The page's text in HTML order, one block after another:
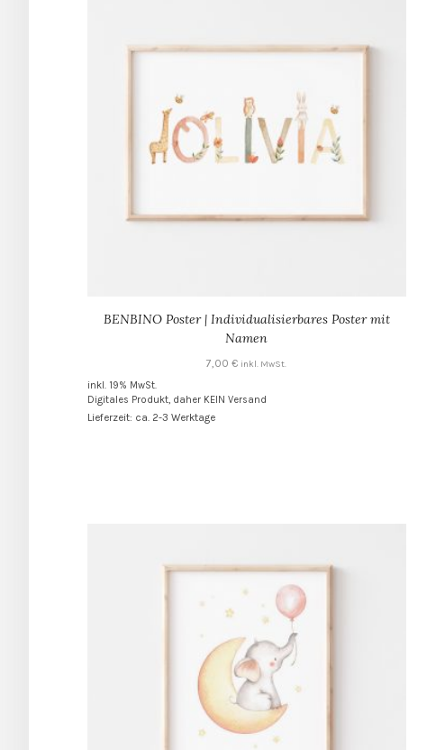
BENBINO Poster | Individualisierbares Poster mit
Namen
7,00€ inkl. MwSt.
inkl. 19% MwSt.
Digitales Produkt, daher KEIN Versand
Lieferzeit: ca. 2-3 Werktage